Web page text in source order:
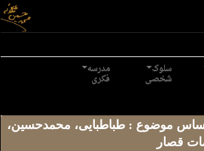
سلوک
شخصی
مدرسه
فکری
موضوع : طباطبایی، محمد‌حسین،